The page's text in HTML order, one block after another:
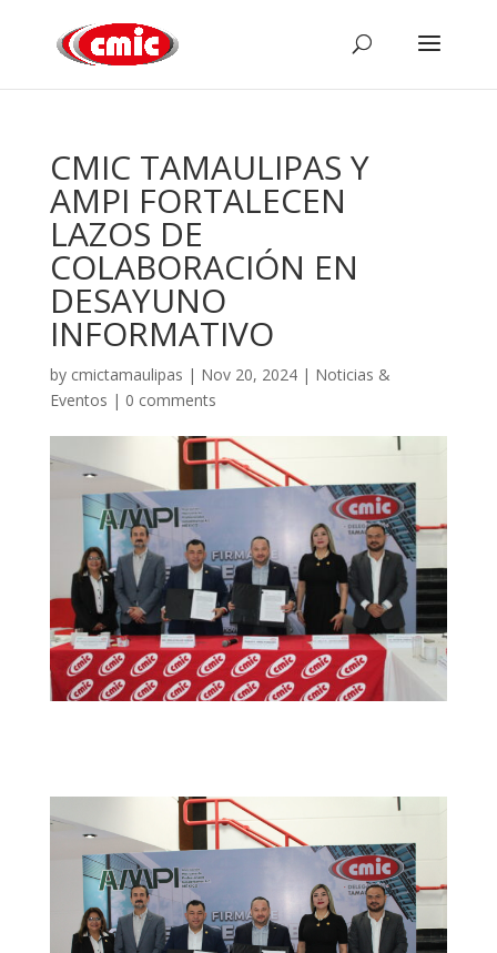
CMIC TAMAULIPAS Y
AMPI FORTALECEN
LAZOS DE
COLABORACIÓN EN
DESAYUNO
INFORMATIVO
by cmictamaulipas | Nov 20, 2024| Noticias &
Eventos | 0 comments